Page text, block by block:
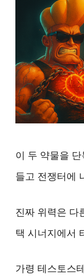
이 두 약물을
들고 전쟁터에
진짜 위력은 다
택 시너지에서
가령 테스토스